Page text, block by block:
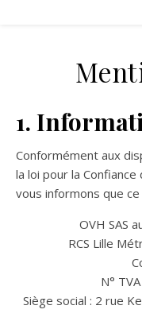
1.
Conformément aux
la loi pour la Confiance
vous informons que
OVH SAS
RCS Lille
N°
Siège social : 2 rue